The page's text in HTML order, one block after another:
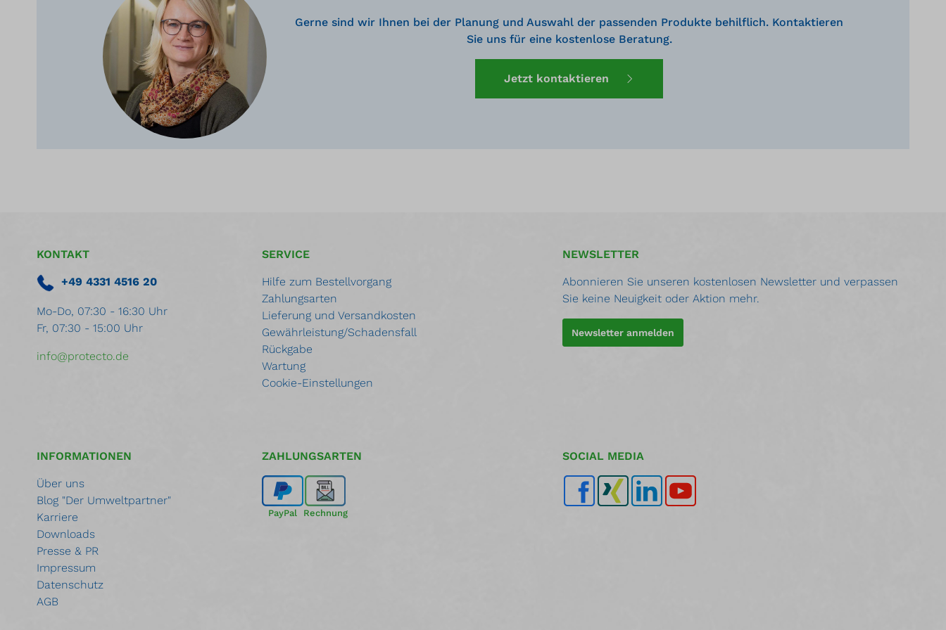
Gerne sind wir Ihnen bei der Planung und Auswahl der passenden Produkte behilflich. Kontaktieren
Sie uns für eine kostenlose Beratung.
Jetzt kontaktieren
KONTAKT
+49 4331 4516 20
Mo-Do, 07:30 - 16:30 Uhr
Fr, 07:30 - 15:00 Uhr
info@protecto.de
SERVICE
Hilfe zum Bestellvorgang
Zahlungsarten
Lieferung und Versandkosten
Gewährleistung/Schadensfall
Rückgabe
Wartung
Cookie-Einstellungen
NEWSLETTER
Abonnieren Sie unseren kostenlosen Newsletter und verpassen
Sie keine Neuigkeit oder Aktion mehr.
Newsletter anmelden
INFORMATIONEN
Über uns
Blog "Der Umweltpartner"
Karriere
Downloads
Presse & PR
Impressum
Datenschutz
AGB
ZAHLUNGSARTEN
PayPal Rechnung
SOCIAL MEDIA